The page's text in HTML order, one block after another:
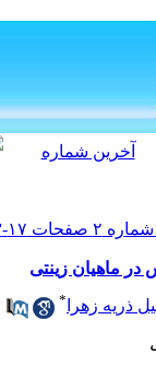
ماهیان زینتی
ذریه زهرا *